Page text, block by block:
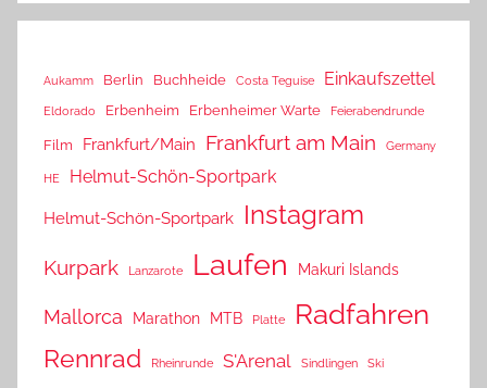
Aukamm Berlin Buchheide Costa Teguise Einkaufszettel
Eldorado Erbenheim Erbenheimer Warte Feierabendrunde
Film Frankfurt/Main Frankfurt am Main Germany
HE Helmut-Schön-Sportpark
Helmut-Schön-Sportpark Instagram
Kurpark Lanzarote Laufen Makuri Islands
Mallorca Marathon MTB Platte Radfahren
Rennrad Rheinrunde S'Arenal Sindlingen Ski